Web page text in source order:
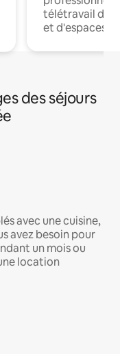
télétravail
et d'espaces
des séjours
avec une cuisine,
avez besoin pour
un mois ou
location